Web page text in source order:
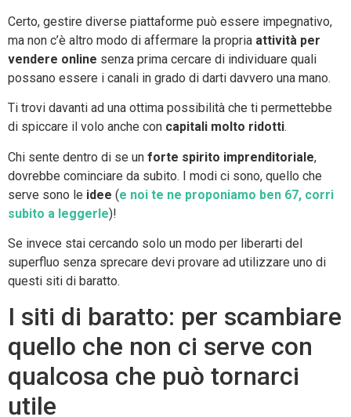
Certo, gestire diverse piattaforme può essere impegnativo,
ma non c’è altro modo di affermare la propria attività per
vendere online senza prima cercare di individuare quali
possano essere i canali in grado di darti davvero una mano.
Ti trovi davanti ad una ottima possibilità che ti permettebbe
di spiccare il volo anche con capitali molto ridotti.
Chi sente dentro di se un forte spirito imprenditoriale,
dovrebbe cominciare da subito. I modi ci sono, quello che
serve sono le idee (e noi te ne proponiamo ben 67, corri
subito a leggerle)!
Se invece stai cercando solo un modo per liberarti del
superfluo senza sprecare devi provare ad utilizzare uno di
questi siti di baratto.
I siti di baratto: per scambiare
quello che non ci serve con
qualcosa che può tornarci
utile